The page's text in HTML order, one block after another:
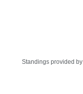
Standings provided by